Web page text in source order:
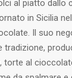
al piatto dallo
in Sicilia
Il suo
tradizione,
torte al